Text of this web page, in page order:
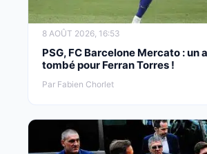
8 AOÛT 2026, 16:53
PSG, FC Barcelone Mercato : un
tombé pour Ferran Torres !
Par Fabien Chorlet